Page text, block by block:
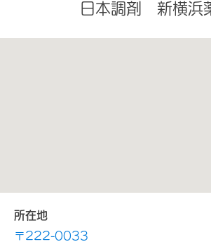
日本調剤 新横浜
所在地
〒222-0033